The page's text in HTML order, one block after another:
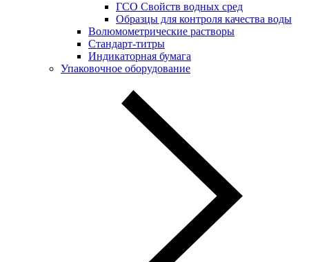
ГСО Свойств водных сред
Образцы для контроля качества воды
Волюмометрические растворы
Стандарт-титры
Индикаторная бумага
Упаковочное оборудование